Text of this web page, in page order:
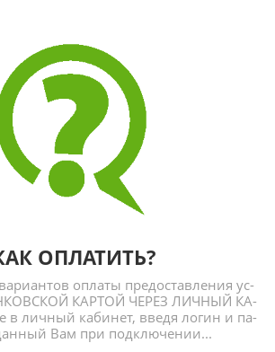
ОПЛАТИТЬ?
оп­ла­ты пре­дос­тавле­ния ус­
КАР­ТОЙ ЧЕ­РЕЗ ЛИЧ­НЫЙ КА­
в лич­ный ка­бинет, вве­дя ло­гин и па­
Вам при под­клю­чении...